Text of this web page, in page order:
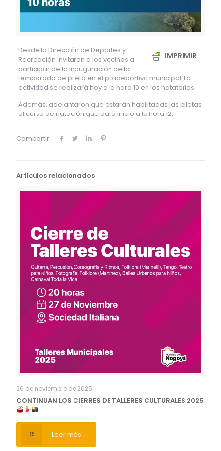
IMPRIMIR
Desde la Dirección de Deportes y
Recreación invitaron a los vecinos a
participar de la inauguración de la
temporada de pileta en el polideportivo municipal. La
actividad se realizará hoy a la hora 10 en los natatorios.
Además, adelantaron que estarán habilitadas las piletas
al curso de natación que dará inicio a la hora 12.
Compartir
Artículos relacionados
26 de noviembre de 2025
CONTINUAN LOS CIERRES DE TALLERES CULTURALES 2025
Leer más